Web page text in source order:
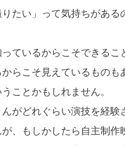
たい」って気持ちがある
ているからこそできるこ
らこそ見えているものも
ことかもしれません。
がどれぐらい演技を経験
、もしかしたら自主制作